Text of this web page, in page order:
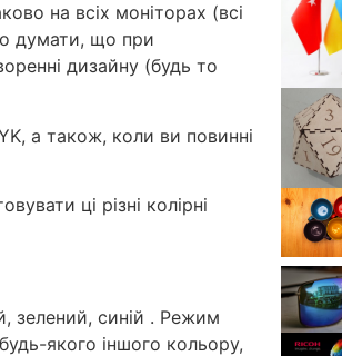
на всіх моніторах (всі
думати, що при
дизайну (будь то
а також, коли ви повинні
ці різні колірні
зелений, синій . Режим
якого іншого кольору,